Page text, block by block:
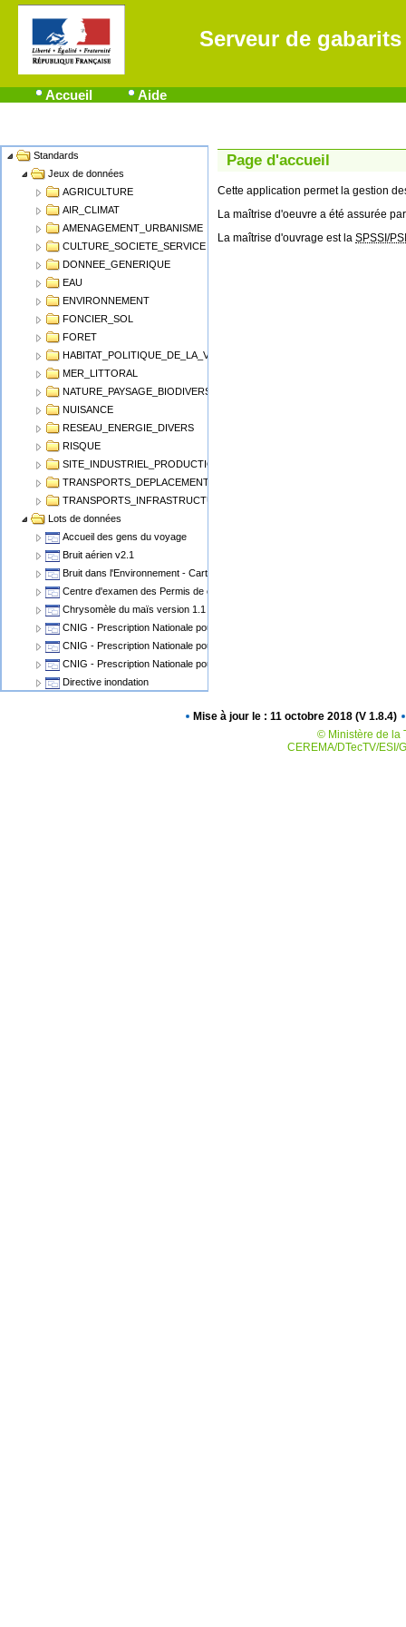
Serveur de gabarits
Accueil Aide
Name Standards
Jeux de données
AGRICULTURE
AIR_CLIMAT
AMENAGEMENT_URBANISME
CULTURE_SOCIETE_SERVICE
DONNEE_GENERIQUE
EAU
ENVIRONNEMENT
FONCIER_SOL
FORET
HABITAT_POLITIQUE_DE_LA_VILLE
MER_LITTORAL
NATURE_PAYSAGE_BIODIVERSITE
NUISANCE
RESEAU_ENERGIE_DIVERS
RISQUE
SITE_INDUSTRIEL_PRODUCTION
TRANSPORTS_DEPLACEMENT
TRANSPORTS_INFRASTRUCTURE
Lots de données
Accueil des gens du voyage
Bruit aérien v2.1
Bruit dans l'Environnement - Cartographie du Bruit v1.1
Centre d'examen des Permis de conduire
Chrysomèle du maïs version 1.1
CNIG - Prescription Nationale pour les Cartes Communales
CNIG - Prescription Nationale pour les PLU, POS
CNIG - Prescription Nationale pour les Servitudes d'Utilité Publique (SUP)
Directive inondation
Epidémiosurveillance animale
Page d'accueil
Cette application permet la gestion
La maîtrise d'oeuvre a été assurée
La maîtrise d'ouvrage est la SPSSI/
Mise à jour le : 11 octobre 2018 (V 1.8.4)
© Ministère de la
CEREMA/DTecTV/ESI/